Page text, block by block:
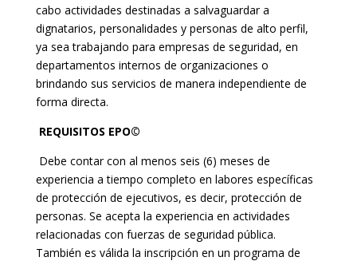
cabo actividades destinadas a salvaguardar a
dignatarios, personalidades y personas de alto perfil,
ya sea trabajando para empresas de seguridad, en
departamentos internos de organizaciones o
brindando sus servicios de manera independiente de
forma directa.
REQUISITOS EPO©
Debe contar con al menos seis (6) meses de
experiencia a tiempo completo en labores específicas
de protección de ejecutivos, es decir, protección de
personas. Se acepta la experiencia en actividades
relacionadas con fuerzas de seguridad pública.
También es válida la inscripción en un programa de